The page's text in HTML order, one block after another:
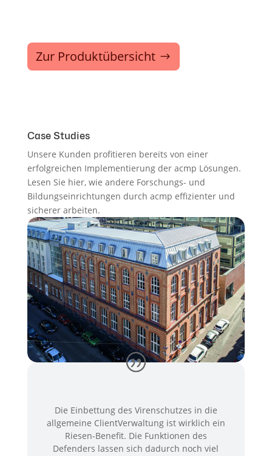
Zur Produktübersicht
Case Studies
Unsere Kunden profitieren bereits von einer
erfolgreichen Implementierung der acmp Lösungen.
Lesen Sie hier, wie andere Forschungs- und
Bildungseinrichtungen durch acmp effizienter und
sicherer arbeiten.
Die Einbettung des Virenschutzes in die
allgemeine ClientVerwaltung ist wirklich ein
Riesen-Benefit. Die Funktionen des
Defenders lassen sich dadurch noch viel